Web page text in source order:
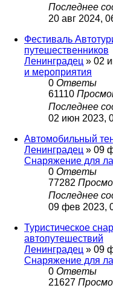
Последнее
20 авг 2024,
Фестиваль
путешественников
Ленинградец » 02
и мероприятия
0 Ответы
61110
Последнее
02 июн 2023,
Автомобильный
Ленинградец » 09
Снаряжение для
0 Ответы
77282
Последнее
09 фев 2023,
Туристическое
автопутешествий
Ленинградец » 09
Снаряжение для
0 Ответы
21627